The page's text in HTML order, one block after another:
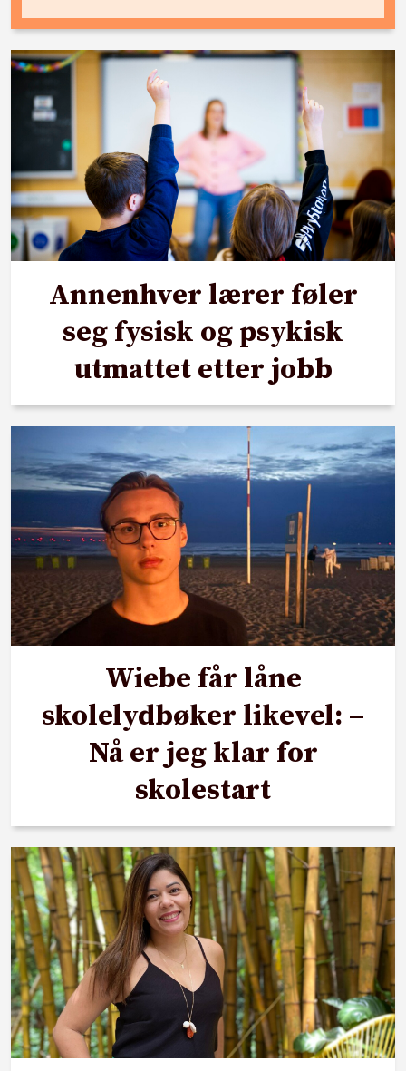
Annenhver lærer føler
seg fysisk og psykisk
utmattet etter jobb
Wiebe får låne
skolelydbøker likevel: –
Nå er jeg klar for
skolestart